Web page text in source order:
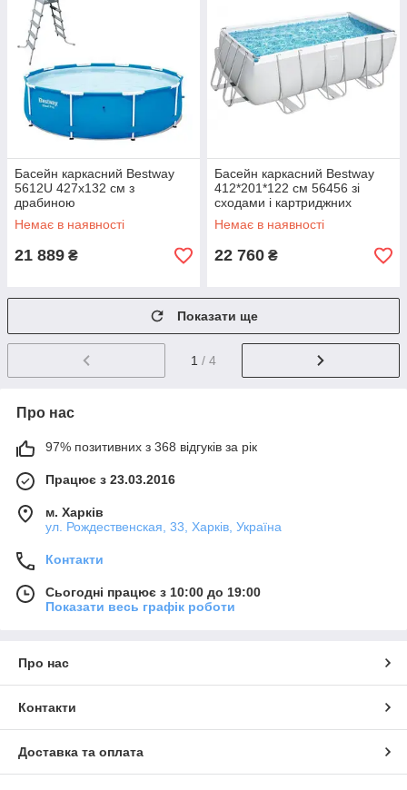
Басейн каркасний Bestway
5612U 427x132 см з
драбиною
Немає в наявності
21 889 ₴
Басейн каркасний Bestway
412*201*122 см 56456 зі
сходами і картриджних
фільтр-насосом
Немає в наявності
22 760 ₴
Показати ще
1 / 4
Про нас
97% позитивних з 368 відгуків за рік
Працює з 23.03.2016
м. Харків
ул. Рождественская, 33, Харків, Україна
Контакти
Сьогодні працює з 10:00 до 19:00
Показати весь графік роботи
Про нас
Контакти
Доставка та оплата